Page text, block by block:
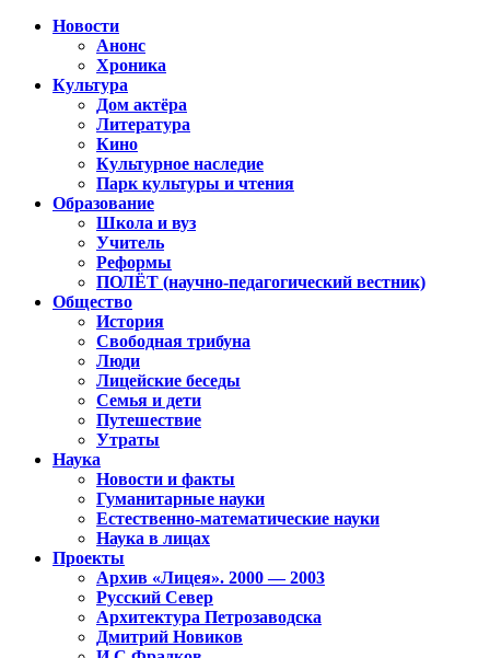
Новости
Анонс
Хроника
Культура
Дом актёра
Литература
Кино
Культурное наследие
Парк культуры и чтения
Образование
Школа и вуз
Учитель
Реформы
ПОЛЁТ (научно-педагогический вестник)
Общество
История
Свободная трибуна
Люди
Лицейские беседы
Семья и дети
Путешествие
Утраты
Наука
Новости и факты
Гуманитарные науки
Естественно-математические науки
Наука в лицах
Проекты
Архив «Лицея». 2000 — 2003
Русский Север
Архитектура Петрозаводска
Дмитрий Новиков